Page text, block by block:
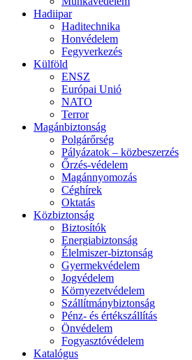
Hadiipar
Haditechnika
Honvédelem
Fegyverkezés
Külföld
ENSZ
Európai Unió
NATO
Terror
Magánbiztonság
Polgárőrség
Pályázatok – közbeszerzés
Őrzés-védelem
Magánnyomozás
Céghírek
Oktatás
Közbiztonság
Biztosítók
Energiabiztonság
Élelmiszer-biztonság
Gyermekvédelem
Jogvédelem
Környezetvédelem
Szállítmánybiztonság
Pénz- és értékszállítás
Önvédelem
Fogyasztóvédelem
Katalógus